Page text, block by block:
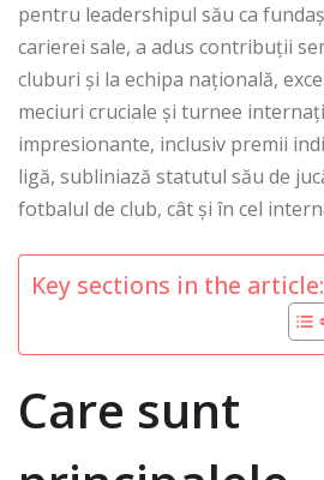
pentru leadershipul său ca
carierei sale, a adus contribuții
cluburi și la echipa națională,
meciuri cruciale și turnee
impresionante, inclusiv premii
ligă, subliniază statutul său de
fotbalul de club, cât și în cel
Key sections in the article:
Care sunt